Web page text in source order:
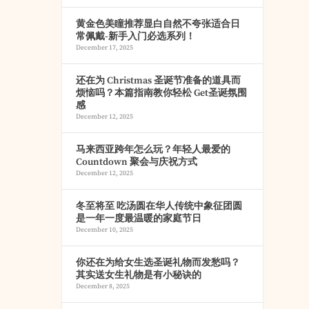
黄金色美瞳推荐显白自然不夸张适合日
常佩戴-新手入门必选系列！
December 17, 2025
还在为 Christmas 圣诞节准备的道具而
烦恼吗？本篇指南教你轻松 Get圣诞氛围
感
December 12, 2025
马来西亚跨年怎么玩？年轻人最爱的
Countdown 聚会与庆祝方式
December 12, 2025
冬至将至 吃汤圆在华人传统中象征团圆
是一年一度最温暖的家庭节日
December 10, 2025
你还在为给女生选圣诞礼物而发愁吗？
其实送女生礼物是有小秘诀的
December 8, 2025